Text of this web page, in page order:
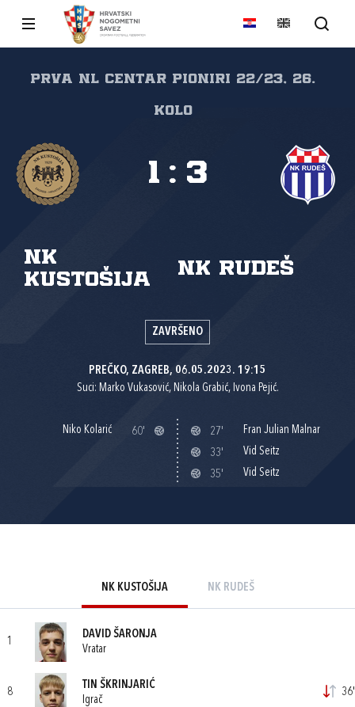
Prva NL Centar pioniri 22/23, 26.
kolo
NK
Kustošija
NK Rudeš
1 : 3
ZAVRŠENO
PREČKO, ZAGREB, 06.05.2023. 19:15
Suci: Marko Vukasović, Nikola Grabić, Ivona Pejić.
Niko Kolarić 60' 27'
Fran Julian Malnar
33'
Vid Seitz
35'
Vid Seitz
NK KUSTOŠIJA NK RUDEŠ
1
DAVID ŠARONJA
Vratar
8
TIN ŠKRINJARIĆ
Igrač
36'